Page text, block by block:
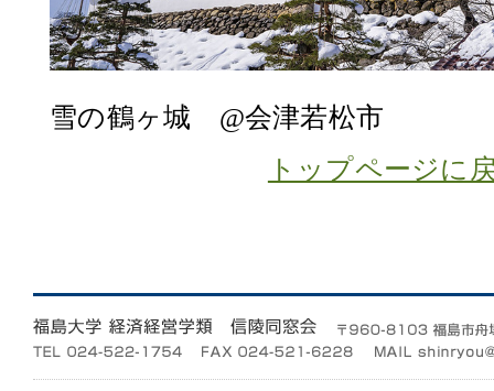
雪の鶴ヶ城 @会津若松市
トップページに